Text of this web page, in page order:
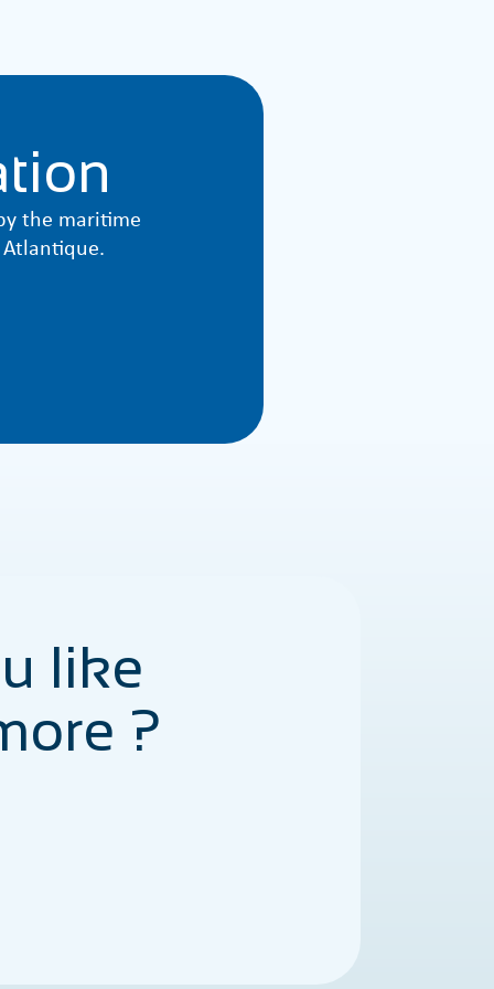
the maritime
like
?